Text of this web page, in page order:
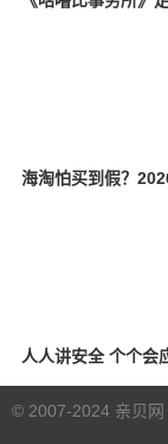
© 2007-2024 亲贝网